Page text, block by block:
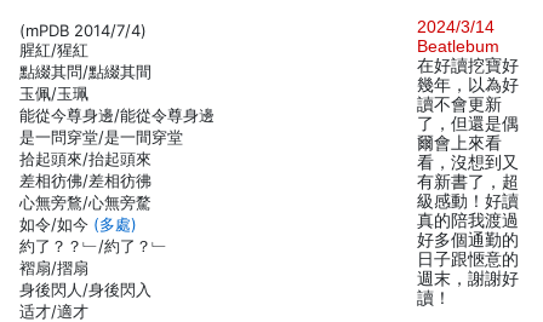
(mPDB 2014/7/4)
腥紅/猩紅
點綴其問/點綴其間
玉佩/玉珮
能從今尊身邊/能從令尊身邊
是一問穿堂/是一間穿堂
拾起頭來/抬起頭來
差相彷佛/差相彷彿
心無旁鶩/心無旁騖
如令/如今 (多處)
約了？？﹂/約了？﹂
褶扇/摺扇
身後閃人/身後閃入
适才/適才
2024/3/14
Beatlebum
在好讀挖寶好
幾年，以為好
讀不會更新
了，但還是偶
爾會上來看
看，沒想到又
有新書了，超
級感動！好讀
真的陪我渡過
好多個通勤的
日子跟愜意的
週末，謝謝好
讀！